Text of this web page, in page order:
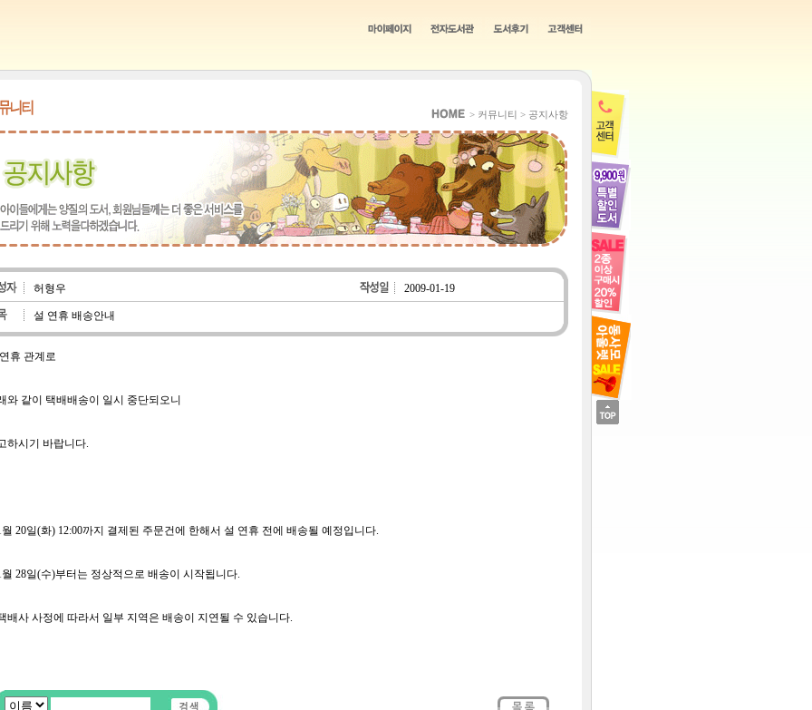
> 커뮤니티 > 공지사항
허형우 2009-01-19
설 연휴 배송안내
휴 관계로
와 같이 택배배송이 일시 중단되오니
하시기 바랍니다.
월 20일(화) 12:00까지 결제된 주문건에 한해서 설 연휴 전에 배송될 예정입니다.
월 28일(수)부터는 정상적으로 배송이 시작됩니다.
배사 사정에 따라서 일부 지역은 배송이 지연될 수 있습니다.